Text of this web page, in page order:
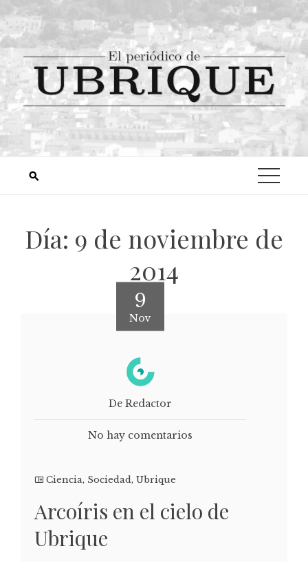
Día: 9 de noviembre de
2014
9
Nov
De Redactor
No hay comentarios
Ciencia, Sociedad, Ubrique
Arcoíris en el cielo de
Ubrique